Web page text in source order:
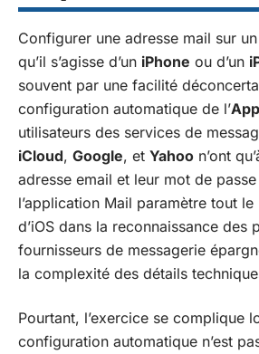
Configurer une adresse mail sur
qu’il s’agisse d’un iPhone ou d’un
souvent par une facilité
configuration automatique de l’
utilisateurs des services de
iCloud, Google, et Yahoo n’ont
adresse email et leur mot de
l’application Mail paramètre tout le
d’iOS dans la reconnaissance des
fournisseurs de messagerie
la complexité des détails
Pourtant, l’exercice se complique
configuration automatique n’est